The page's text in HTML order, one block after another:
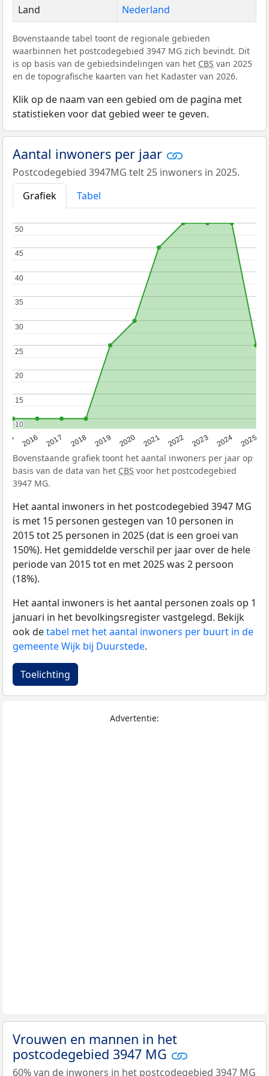
Land
Nederland
Bovenstaande tabel toont de regionale gebieden
waarbinnen het postcodegebied 3947 MG zich bevindt. Dit
is op basis van de gebiedsindelingen van het CBS van 2025
en de topografische kaarten van het Kadaster van 2026.
Klik op de naam van een gebied om de pagina met
statistieken voor dat gebied weer te geven.
Aantal inwoners per jaar
Postcodegebied 3947MG telt 25 inwoners in 2025.
Grafiek
Tabel
2016 2017 2018 2019 2020 2021 2022 2023 2024 2025
10
10
15
15
20
20
25
25
30
30
35
35
40
40
45
45
50
50
Bovenstaande grafiek toont het aantal inwoners per jaar op
basis van de data van het CBS voor het postcodegebied
3947 MG.
Het aantal inwoners in het postcodegebied 3947 MG
is met 15 personen gestegen van 10 personen in
2015 tot 25 personen in 2025 (dat is een groei van
150%). Het gemiddelde verschil per jaar over de hele
periode van 2015 tot en met 2025 was 2 persoon
(18%).
Het aantal inwoners is het aantal personen zoals op 1
januari in het bevolkingsregister vastgelegd. Bekijk
ook detabel met het aantal inwoners per buurt in de
gemeente Wijk bij Duurstede.
Toelichting
Advertentie:
Vrouwen en mannen in het
postcodegebied 3947 MG
60% van de inwoners in het postcodegebied 3947 MG